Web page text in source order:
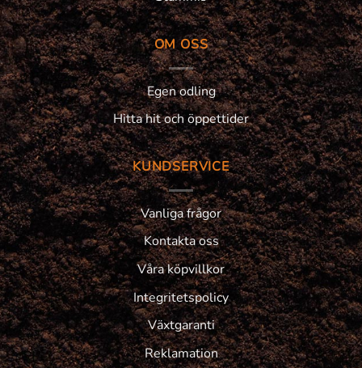
OM OSS
Egen odling
Hitta hit och öppettider
KUNDSERVICE
Vanliga frågor
Kontakta oss
Våra köpvillkor
Integritetspolicy
Växtgaranti
Reklamation